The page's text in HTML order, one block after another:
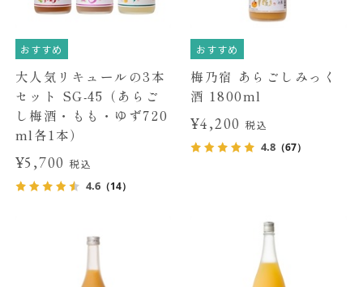
おすすめ
大人気リキュールの3本
セット SG-45（あらご
し梅酒・もも・ゆず720
ml各1本）
¥5,700税込
4.6（14）
おすすめ
梅乃宿 あらごしみっく
酒 1800ml
¥4,200 税込
4.8 （67）